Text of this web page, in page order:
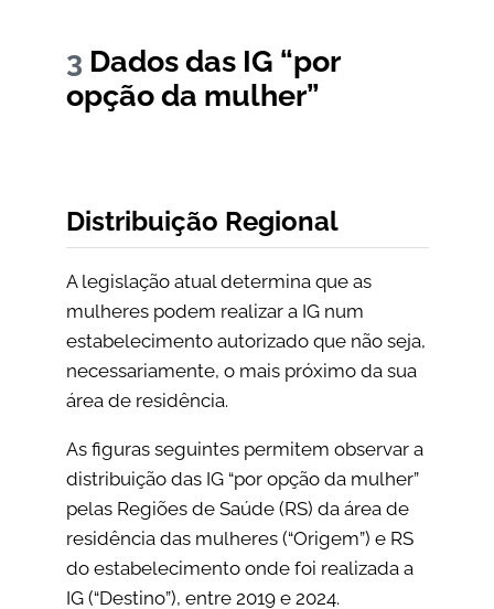
3 Dados das IG “por
opção da mulher”
Distribuição Regional
A legislação atual determina que as
mulheres podem realizar a IG num
estabelecimento autorizado que não seja,
necessariamente, o mais próximo da sua
área de residência.
As figuras seguintes permitem observar a
distribuição das IG “por opção da mulher”
pelas Regiões de Saúde (RS) da área de
residência das mulheres (“Origem”) e RS
do estabelecimento onde foi realizada a
IG (“Destino”), entre 2019 e 2024.